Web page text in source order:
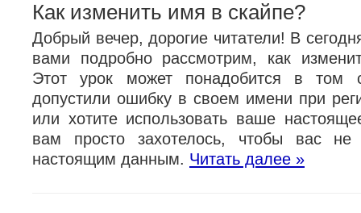
Как изменить имя в скайпе?
Добрый вечер, дорогие читатели! В
вами подробно рассмотрим, как
Этот урок может понадобится в том
допустили ошибку в своем имени при
или хотите использовать ваше
вам просто захотелось, чтобы вас
настоящим данным. Читать далее »